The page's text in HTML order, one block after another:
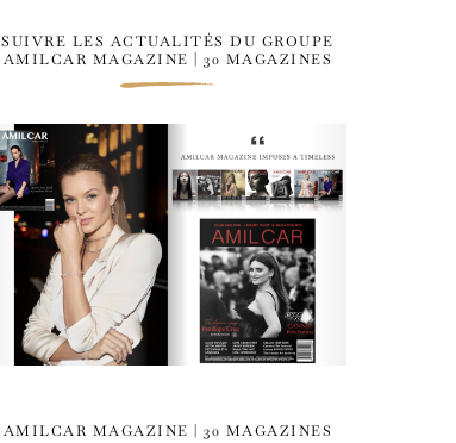
SUIVRE LES ACTUALITÉS DU GROUPE
AMILCAR MAGAZINE | 30 MAGAZINES
AMILCAR MAGAZINE | 30 MAGAZINES